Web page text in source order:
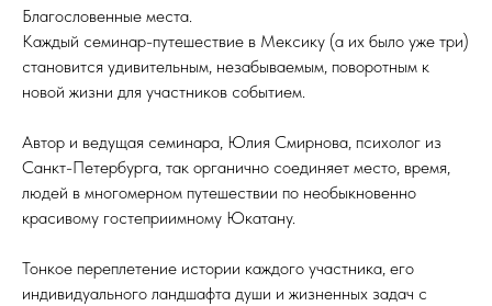
Благословенные места.
Каждый семинар-путешествие в Мексику (а их было уже три)
становится удивительным, незабываемым, поворотным к
новой жизни для участников событием.
Автор и ведущая семинара, Юлия Смирнова, психолог из
Санкт-Петербурга, так органично соединяет место, время,
людей в многомерном путешествии по необыкновенно
красивому гостеприимному Юкатану.
Тонкое переплетение истории каждого участника, его
индивидуального ландшафта души и жизненных задач с